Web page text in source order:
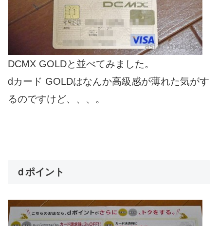
DCMX GOLDと並べてみました。
dカード GOLDはなんか高級感が薄れた気がす
るのですけど、、、。
ｄポイント